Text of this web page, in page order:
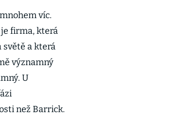
víc.
je firma, která
světě a která
významný
U
než Barrick.